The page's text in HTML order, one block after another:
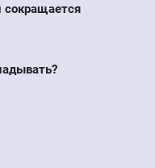
сокращается